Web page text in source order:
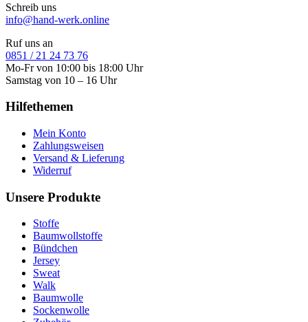
Schreib uns
info@hand-werk.online
Ruf uns an
0851 / 21 24 73 76
Mo-Fr von 10:00 bis 18:00 Uhr
Samstag von 10 – 16 Uhr
Hilfethemen
Mein Konto
Zahlungsweisen
Versand & Lieferung
Widerruf
Unsere Produkte
Stoffe
Baumwollstoffe
Bündchen
Jersey
Sweat
Walk
Baumwolle
Sockenwolle